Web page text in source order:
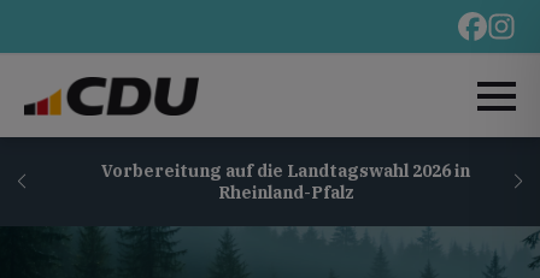
Vorbereitung auf die Landtagswahl 2026 in
Rheinland-Pfalz